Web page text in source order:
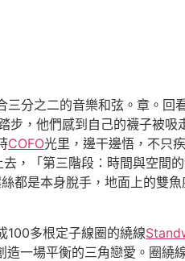
三分之二的音樂和弦。章。回
步，他們感到自己的襪子被吸
COFO光里，邊干邊悟，不只
，「第三階段：時間與空間
都是本身脫手，地面上的雙
100多根定子線圈的繞線
一場平衡的三角戀愛。圈繞